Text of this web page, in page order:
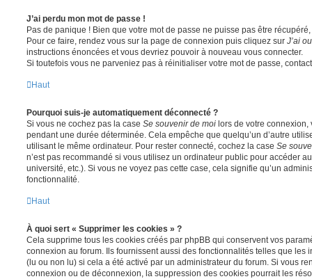
J’ai perdu mon mot de passe !
Pas de panique ! Bien que votre mot de passe ne puisse pas être
Pour ce faire, rendez vous sur la page de connexion puis cliquez sur J’ai
instructions énoncées et vous devriez pouvoir à nouveau vous connecter.
Si toutefois vous ne parveniez pas à réinitialiser votre mot de passe,
Haut
Pourquoi suis-je automatiquement déconnecté ?
Si vous ne cochez pas la case Se souvenir de moi lors de votre connexion,
pendant une durée déterminée. Cela empêche que quelqu’un d’autre
utilisant le même ordinateur. Pour rester connecté, cochez la case Se
n’est pas recommandé si vous utilisez un ordinateur public pour accéder
université, etc.). Si vous ne voyez pas cette case, cela signifie qu’un
fonctionnalité.
Haut
À quoi sert « Supprimer les cookies » ?
Cela supprime tous les cookies créés par phpBB qui conservent vos
connexion au forum. Ils fournissent aussi des fonctionnalités telles que les
(lu ou non lu) si cela a été activé par un administrateur du forum. Si vous
connexion ou de déconnexion, la suppression des cookies pourrait les